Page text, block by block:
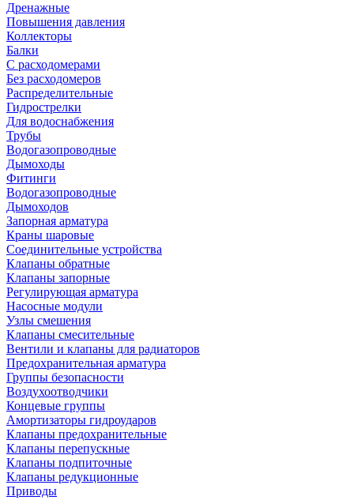
Дренажные
Повышения давления
Коллекторы
Балки
С расходомерами
Без расходомеров
Распределительные
Гидрострелки
Для водоснабжения
Трубы
Водогазопроводные
Дымоходы
Фитинги
Водогазопроводные
Дымоходов
Запорная арматура
Краны шаровые
Соединительные устройства
Клапаны обратные
Клапаны запорные
Регулирующая арматура
Насосные модули
Узлы смешения
Клапаны смесительные
Вентили и клапаны для радиаторов
Предохранительная арматура
Группы безопасности
Воздухоотводчики
Концевые группы
Амортизаторы гидроударов
Клапаны предохранительные
Клапаны перепускные
Клапаны подпиточные
Клапаны редукционные
Приводы